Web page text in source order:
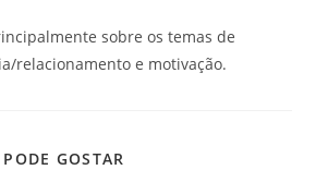
sobre os temas de
relacionamento e motivação.
GOSTAR